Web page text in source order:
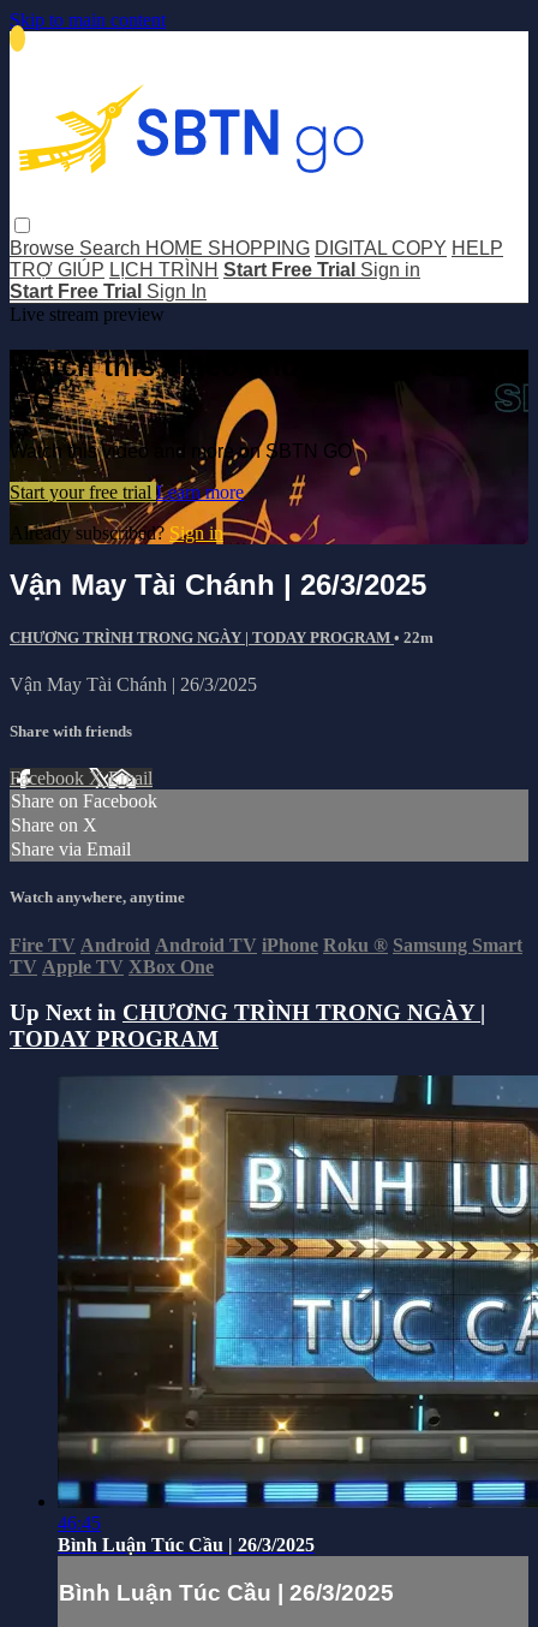
Skip to main content
Browse Search HOME SHOPPING DIGITAL COPY HELP
TRỢ GIÚP LỊCH TRÌNH Start Free Trial Sign in
Start Free Trial Sign In
Live stream preview
Watch this video and more on SBTN
GO
Watch this video and more on SBTN GO
Start your free trial Learn more
Already subscribed? Sign in
Vận May Tài Chánh | 26/3/2025
CHƯƠNG TRÌNH TRONG NGÀY | TODAY PROGRAM • 22m
Vận May Tài Chánh | 26/3/2025
Share with friends
Facebook XEmail
Share on Facebook
Share on X
Share via Email
Watch anywhere, anytime
Fire TV Android Android TV iPhone Roku ® Samsung Smart
TV Apple TV XBox One
Up Next in CHƯƠNG TRÌNH TRONG NGÀY |
TODAY PROGRAM
46:45
Bình Luận Túc Cầu | 26/3/2025
Bình Luận Túc Cầu | 26/3/2025